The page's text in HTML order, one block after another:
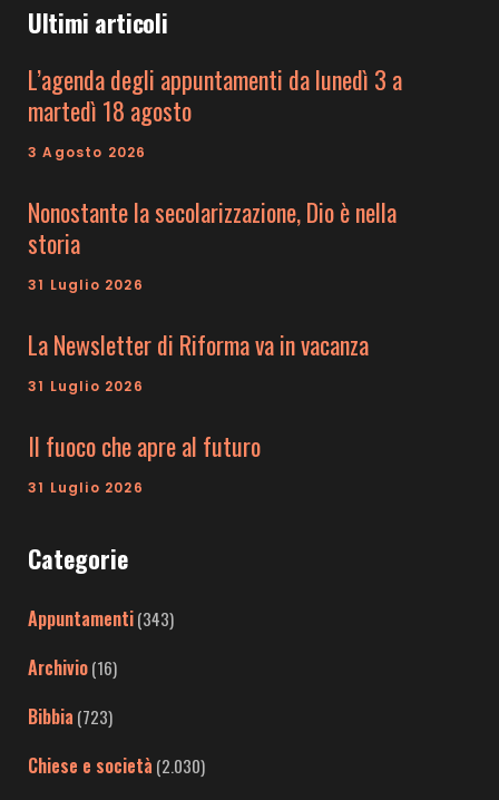
Ultimi articoli
L’agenda degli appuntamenti da lunedì 3 a
martedì 18 agosto
3 Agosto 2026
Nonostante la secolarizzazione, Dio è nella
storia
31 Luglio 2026
La Newsletter di Riforma va in vacanza
31 Luglio 2026
Il fuoco che apre al futuro
31 Luglio 2026
Categorie
Appuntamenti(343)
Archivio(16)
Bibbia (723)
Chiese e società (2.030)